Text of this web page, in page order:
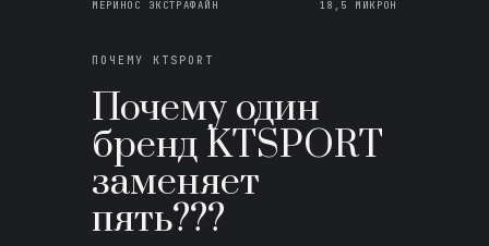
МЕРИНОС ЭКСТРАФАЙН 18,5 МИКРОН
ПОЧЕМУ KTSPORT
Почему один
бренд KTSPORT
заменяет
пять???